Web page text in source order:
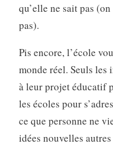
qu’elle ne sait pas
pas).
Pis encore, l’école
monde réel. Seuls les
à leur projet éducatif
les écoles pour
ce que personne ne
idées nouvelles